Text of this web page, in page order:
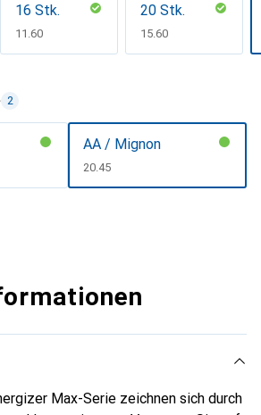
16 Stk.
CHF
11.60
20 Stk.
CHF
15.60
2
AA / Mignon
CHF
20.45
Max-Serie zeichnen sich durch